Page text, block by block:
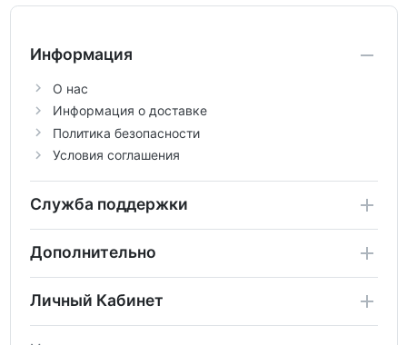
Информация
О нас
Информация о доставке
Политика безопасности
Условия соглашения
Служба поддержки
Дополнительно
Личный Кабинет